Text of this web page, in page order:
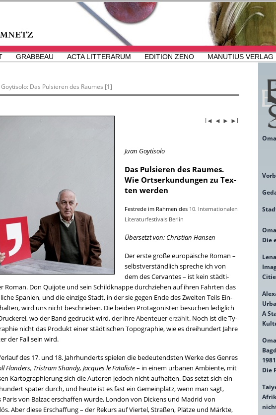
GRABBEAU ACTA LITTERARUM EDITION ZENO MANUTIUS VERLAG
Goytisolo: Das Pulsieren des Raumes [1]
l◄ ◄ ► ►l
Juan Go­y­ti­so­lo
Das Pul­sie­ren des Rau­mes.
Wie Orts­er­kun­dun­gen zu Tex­
ten wer­den
Fest­re­de im Rah­men des 10. In­ter­na­tio­na­len
Li­te­ra­tur­fes­ti­vals Ber­lin
Über­setzt von: Chris­ti­an Han­sen
Der erste große eu­ro­päi­sche Roman –
selbst­ver­ständ­lich spre­che ich von
dem des Cer­van­tes – ist kein städ­ti­
Roman. Don Qui­jo­te und sein Schild­knap­pe durch­zie­hen auf ihren Fahr­ten das
Spa­ni­en, und die ein­zi­ge Stadt, in der sie gegen Ende des Zwei­ten Teils Ein­
wird uns nicht be­schrie­ben. Die bei­den Prot­ago­nis­ten be­su­chen le­dig­lich
wo der Band ge­druckt wird, der ihre Aben­teu­erer­zählt. Noch ist die Ty­
nicht das Pro­dukt einer städ­ti­schen To­po­gra­phie, wie es drei­hun­dert Jahre
der Fall sein wird.
des 17. und 18. Jahr­hun­derts spie­len die be­deu­tends­ten Werke des Gen­res
Flan­ders, Tris­tram Shan­dy, Jac­ques le Fa­ta­lis­te– in einem ur­ba­nen Am­bi­en­te, mit
Kar­to­gra­phie­rung sich die Au­to­ren je­doch nicht auf­hal­ten. Das setzt sich ein
spä­ter durch, und heute ist es fast ein Ge­mein­platz, wenn man sagt,
Paris von Balz­ac er­schaf­fen wurde, Lon­don von Di­ckens und Ma­drid von
Aber diese Er­schaf­fung – der Re­kurs auf Vier­tel, Stra­ßen, Plät­ze und Märk­te,
Die
A
Die